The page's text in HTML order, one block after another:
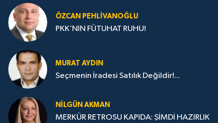
ÖZCAN PEHLIVANOĞLU
PKK’NIN FÜTUHAT RUHU!
MURAT AYDIN
Seçmenin İradesi Satılık Değildir!...
NILGÜN AKMAN
MERKÜR RETROSU KAPIDA: ŞİMDİ HAZIRLIK